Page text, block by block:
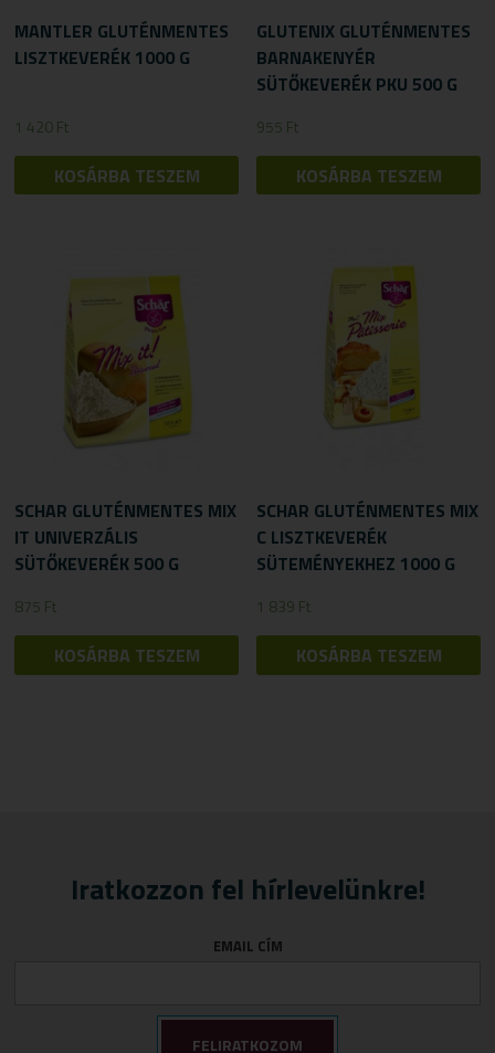
MANTLER GLUTÉNMENTES
LISZTKEVERÉK 1000 G
1 420Ft
KOSÁRBA TESZEM
GLUTENIX GLUTÉNMENTES
BARNAKENYÉR
SÜTŐKEVERÉK PKU 500 G
955 Ft
KOSÁRBA TESZEM
SCHAR GLUTÉNMENTES MIX
IT UNIVERZÁLIS
SÜTŐKEVERÉK 500 G
875 Ft
KOSÁRBA TESZEM
SCHAR GLUTÉNMENTES MIX
C LISZTKEVERÉK
SÜTEMÉNYEKHEZ 1000 G
1 839 Ft
KOSÁRBA TESZEM
Iratkozzon fel hírlevelünkre!
EMAIL CÍM